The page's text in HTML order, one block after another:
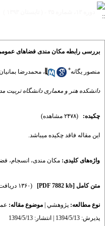
بررسی رابطه مکان مندی فضاهای
منصور یگانه* ، محمدرضا
دانشکده هنر و معماری دانشگاه تربیت
چکیده: (۲۴۷۸ مشاهده)
این مقاله فاقد چکیده می​باشد.
واژه‌های کلیدی: مکان مندی، انسجام،
متن کامل [PDF 7882 kb] (۱۳۶۰ دریافت)
نوع مطالعه: پژوهشي موضوع مقاله:
پذیرش: 1394/5/13 | انتشار: 1394/5/13